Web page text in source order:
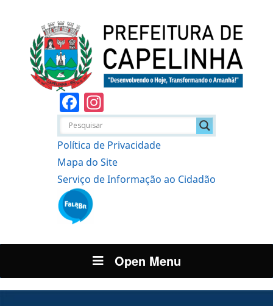
Facebook
Política de Privacidade
Mapa do Site
Serviço de Informação ao Cidadão
Open Menu